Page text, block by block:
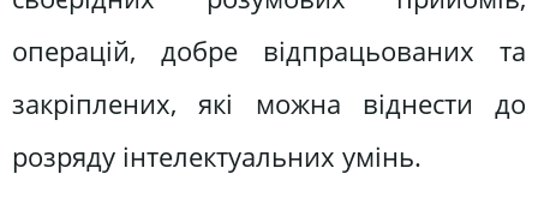
операцій, добре відпрацьованих та
закріплених, які можна віднести до
розряду інтелектуальних умінь.